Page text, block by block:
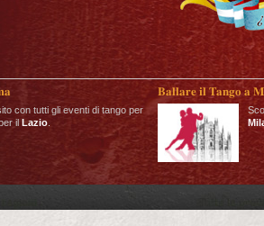
con tutti gli eventi di tango per
il Lazio
Ballare il Tango a